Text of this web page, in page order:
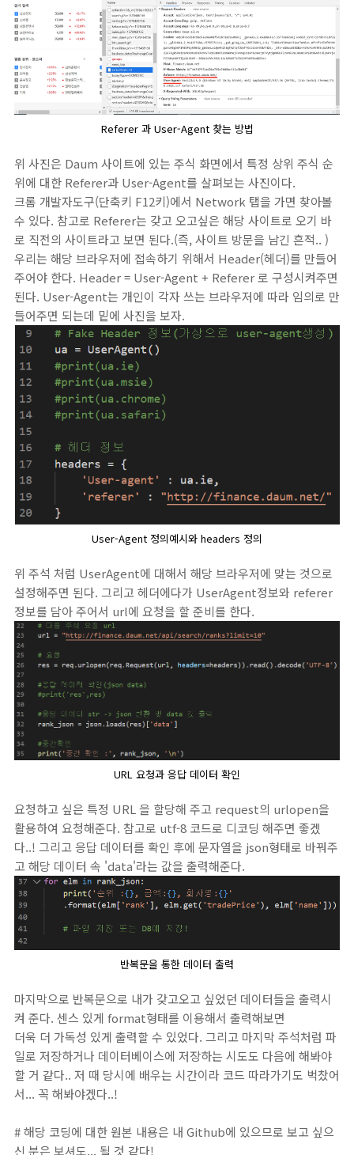
Referer 과 User-Agent 찾는 방법
위 사진은 Daum 사이트에 있는 주식 화면에서 특정 상위 주식 순
위에 대한 Referer과 User-Agent를 살펴보는 사진이다.
크롬 개발자도구(단축키 F12키)에서 Network 탭을 가면 찾아볼
수 있다. 참고로 Referer는 갖고 오고싶은 해당 사이트로 오기 바
로 직전의 사이트라고 보면 된다.(즉, 사이트 방문을 남긴 흔적.. )
우리는 해당 브라우저에 접속하기 위해서 Header(헤더)를 만들어
주어야 한다. Header = User-Agent + Referer 로 구성시켜주면
된다. User-Agent는 개인이 각자 쓰는 브라우저에 따라 임의로 만
들어주면 되는데 밑에 사진을 보자.
User-Agent 정의예시와 headers 정의
위 주석 처럼 UserAgent에 대해서 해당 브라우저에 맞는 것으로
설정해주면 된다. 그리고 헤더에다가 UserAgent정보와 referer
정보를 담아 주어서 url에 요청을 할 준비를 한다.
URL 요청과 응답 데이터 확인
요청하고 싶은 특정 URL 을 할당해 주고 request의 urlopen을
활용하여 요청해준다. 참고로 utf-8 코드로 디코딩 해주면 좋겠
다..! 그리고 응답 데이터를 확인 후에 문자열을 json형태로 바꿔주
고 해당 데이터 속 'data'라는 값을 출력해준다.
반복문을 통한 데이터 출력
마지막으로 반복문으로 내가 갖고오고 싶었던 데이터들을 출력시
켜 준다. 센스 있게 format형태를 이용해서 출력해보면
더욱 더 가독성 있게 출력할 수 있었다. 그리고 마지막 주석처럼 파
일로 저장하거나 데이터베이스에 저장하는 시도도 다음에 해봐야
할 거 같다.. 저 때 당시에 배우는 시간이라 코드 따라가기도 벅찼어
서... 꼭 해봐야겠다..!
# 해당 코딩에 대한 원본 내용은 내 Github에 있으므로 보고 싶으
신 분은 보셔도... 될 것 같다!